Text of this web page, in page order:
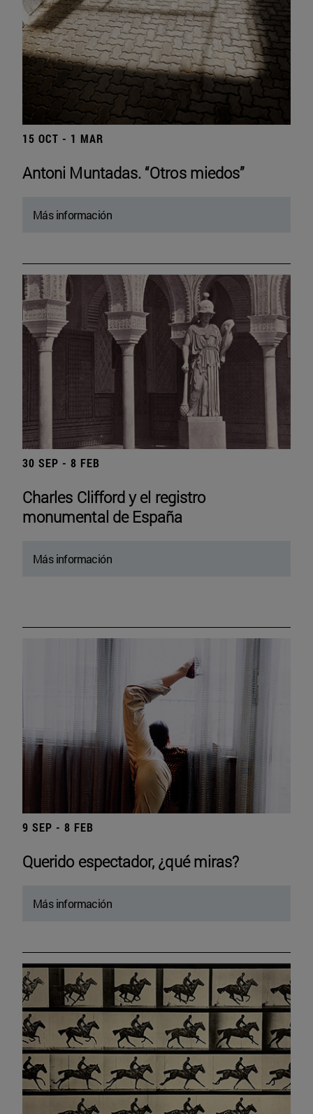
15 OCT - 1 MAR
Antoni Muntadas. “Otros miedos”
Más información
30 SEP - 8 FEB
Charles Clifford y el registro
monumental de España
Más información
9 SEP - 8 FEB
Querido espectador, ¿qué miras?
Más información